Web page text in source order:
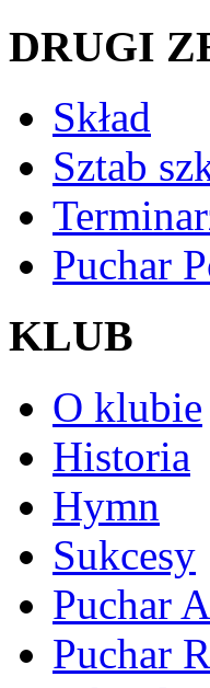
DRUGI
Skład
Sztab
Puchar
KLUB
O klubie
Historia
Hymn
Sukcesy
Puchar
Puchar